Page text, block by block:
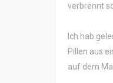
verbrennt
Ich hab
Pillen aus
auf dem